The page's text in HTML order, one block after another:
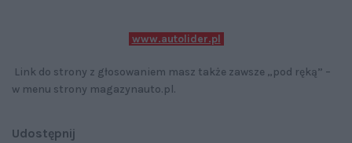
www.autolider.pl
Link do strony z głosowaniem masz także zawsze „pod ręką” –
w menu strony magazynauto.pl.
Udostępnij